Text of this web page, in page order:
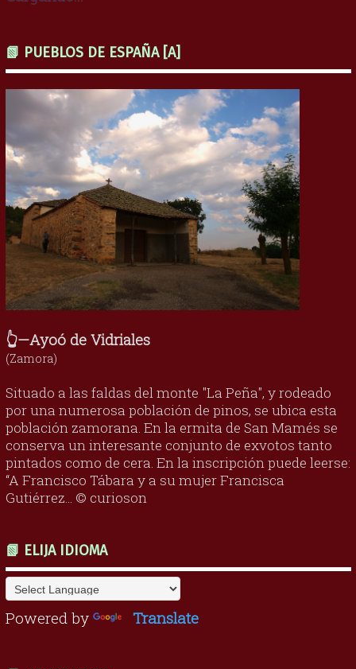
📗 PUEBLOS DE ESPAÑA [A]
👆—Ayoó de Vidriales
(Zamora)
Situado a las faldas del monte "La Peña", y rodeado
por una numerosa población de pinos, se ubica esta
población zamorana. En la ermita de San Mamés se
conserva un interesante conjunto de exvotos tanto
pintados como de cera. En la inscripción puede leerse:
“A Francisco Tábara y a su mujer Francisca
Gutiérrez... © curioson
📗 ELIJA IDIOMA
Powered by Translate